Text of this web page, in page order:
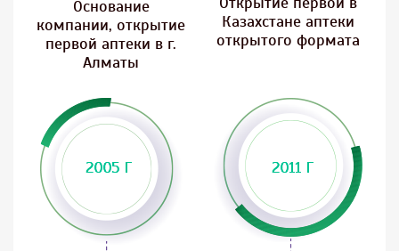
Основание
компании, открытие
первой аптеки в г.
Алматы
Казахстане аптеки
открытого формата